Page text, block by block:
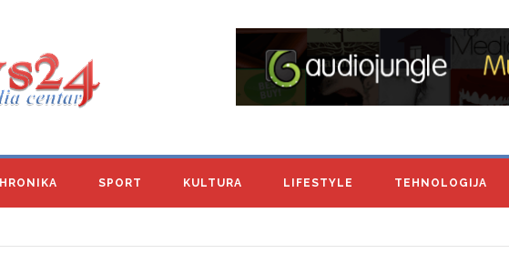
HRONIKA SPORT KULTURA LIFESTYLE TEHNOLOGIJA